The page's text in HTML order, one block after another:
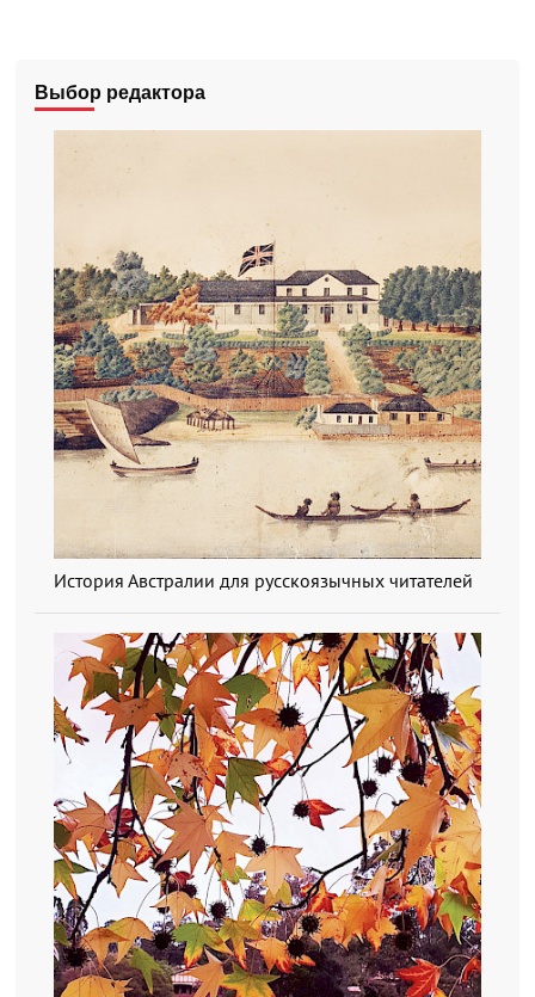
Выбор редактора
История Австралии для русскоязычных читателей